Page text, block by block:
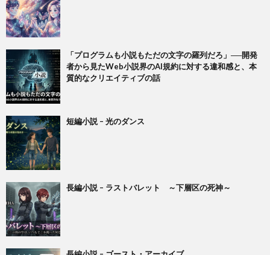
「プログラムも小説もただの文字の羅列だろ」──開発
者から見たWeb小説界のAI規約に対する違和感と、本
質的なクリエイティブの話
短編小説 – 光のダンス
長編小説 – ラストバレット ～下層区の死神～